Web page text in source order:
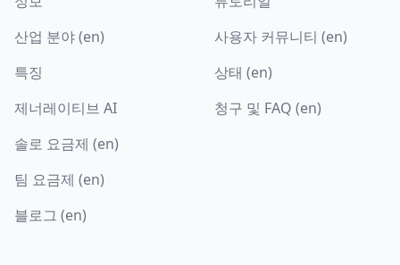
산업 분야 (en)
특징
제너레이티브 AI
솔로 요금제 (en)
팀 요금제 (en)
블로그 (en)
사용자 커뮤니티 (en)
상태 (en)
청구 및 FAQ (en)